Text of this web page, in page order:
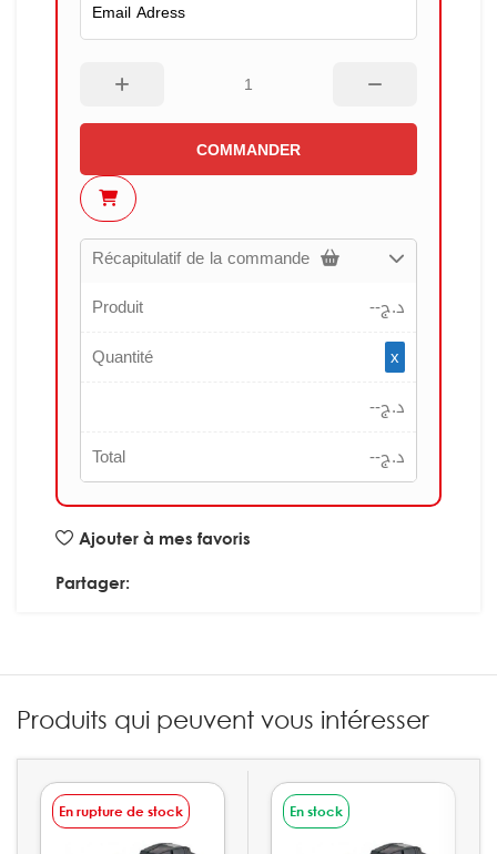
COMMANDER
Récapitulatif de la commande
Produit
--د.ج
Quantité
x
--د.ج
Total
--د.ج
Ajouter à mes favoris
Partager:
Produits qui peuvent vous intéresser
En rupture de stock En stock